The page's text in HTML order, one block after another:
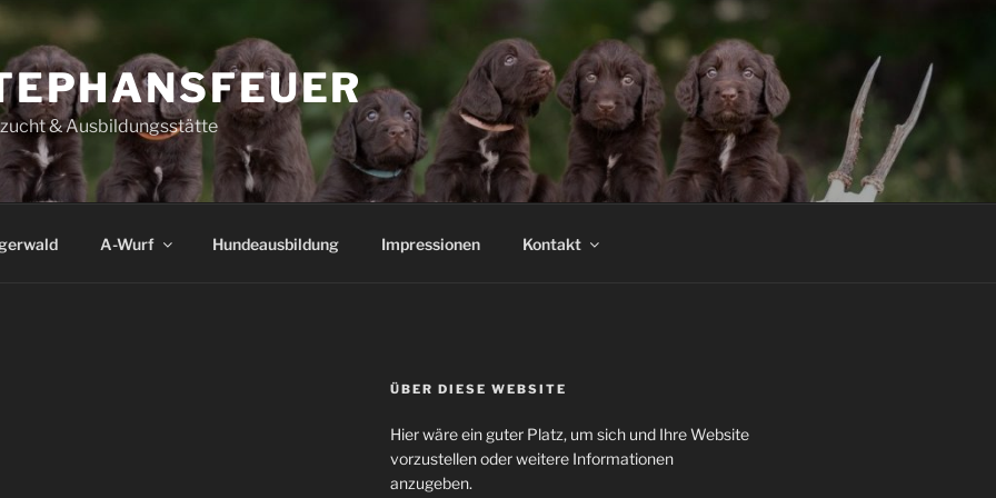
& Ausbildungsstätte
A-Wurf Hundeausbildung Impressionen Kontakt
ÜBER DIESE WEBSITE
Hier wäre ein guter Platz, um sich und Ihre Website
vorzustellen oder weitere Informationen
anzugeben.